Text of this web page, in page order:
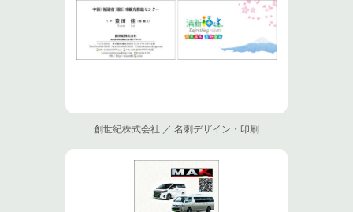
創世紀株式会社 ／ 名刺デザイン・印刷